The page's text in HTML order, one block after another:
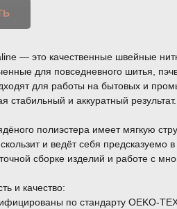
— это качественные швейные
для повседневного шитья,
для работы на бытовых и
стабильный и аккуратный результат.
полиэстера имеет мягкую
и ведёт себя предсказуемо
сборке изделий и работе с
и качество:
по стандарту OEKO-